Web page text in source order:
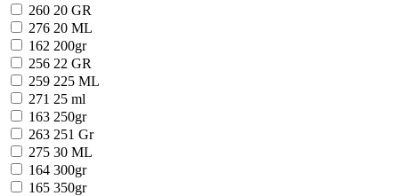
260 20 GR
276 20 ML
162 200gr
256 22 GR
259 225 ML
271 25 ml
163 250gr
263 251 Gr
275 30 ML
164 300gr
165 350gr